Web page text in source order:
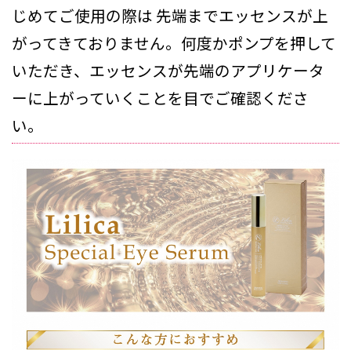
じめてご使用の際は 先端までエッセンスが上
がってきておりません。何度かポンプを押して
いただき、エッセンスが先端のアプリケータ
ーに上がっていくことを目でご確認くださ
い。